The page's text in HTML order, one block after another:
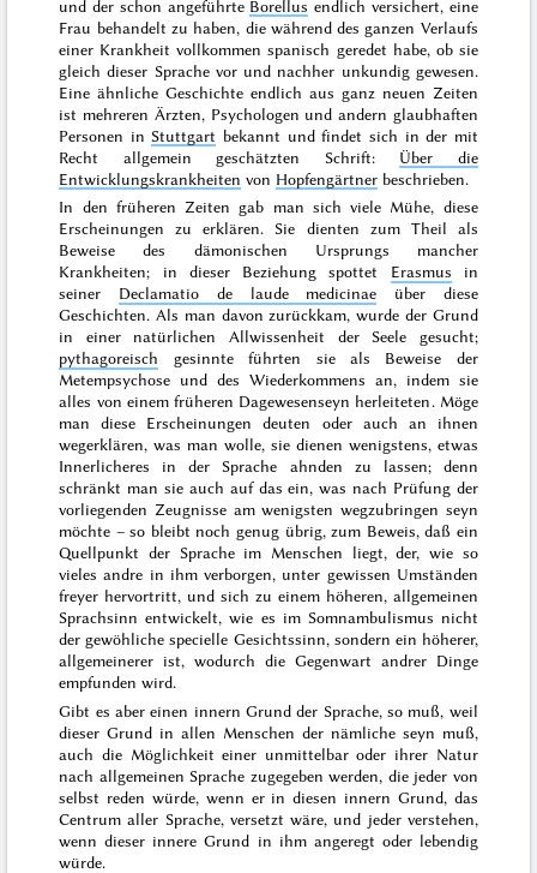
und der schon angeführte Borellus endlich versichert, eine
Frau behandelt zu haben, die während des ganzen Verlaufs
einer Krankheit vollkommen spanisch geredet habe, ob sie
gleich dieser Sprache vor und nachher unkundig gewesen.
Eine ähnliche Geschichte endlich aus ganz neuen Zeiten
ist mehreren Ärzten, Psychologen und andern glaubhaften
Personen in Stuttgart bekannt und findet sich in der mit
Recht allgemein geschätzten Schrift: Über die
Entwicklungskrankheiten von Hopfengärtner beschrieben.
In den früheren Zeiten gab man sich viele Mühe, diese
Erscheinungen zu erklären. Sie dienten zum Theil als
Beweise des dämonischen Ursprungs mancher
Krankheiten; in dieser Beziehung spottet Erasmus in
seiner Declamatio de laude medicinae über diese
Geschichten. Als man davon zurückkam, wurde der Grund
in einer natürlichen Allwissenheit der Seele gesucht;
pythagoreisch gesinnte führten sie als Beweise der
Metempsychose und des Wiederkommens an, indem sie
alles von einem früheren Dagewesenseyn herleiteten. Möge
man diese Erscheinungen deuten oder auch an ihnen
wegerklären, was man wolle, sie dienen wenigstens, etwas
Innerlicheres in der Sprache ahnden zu lassen; denn
schränkt man sie auch auf das ein, was nach Prüfung der
vorliegenden Zeugnisse am wenigsten wegzubringen seyn
möchte – so bleibt noch genug übrig, zum Beweis, daß ein
Quellpunkt der Sprache im Menschen liegt, der, wie so
vieles andre in ihm verborgen, unter gewissen Umständen
freyer hervortritt, und sich zu einem höheren, allgemeinen
Sprachsinn entwickelt, wie es im Somnambulismus nicht
der gewöhliche specielle Gesichtssinn, sondern ein höherer,
allgemeinerer ist, wodurch die Gegenwart andrer Dinge
empfunden wird.
Gibt es aber einen innern Grund der Sprache, so muß, weil
dieser Grund in allen Menschen der nämliche seyn muß,
auch die Möglichkeit einer unmittelbar oder ihrer Natur
nach allgemeinen Sprache zugegeben werden, die jeder von
selbst reden würde, wenn er in diesen innern Grund, das
Centrum aller Sprache, versetzt wäre, und jeder verstehen,
wenn dieser innere Grund in ihm angeregt oder lebendig
würde.